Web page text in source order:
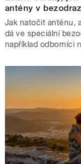
antény v
Jak natočit anténu,
dá ve speciální
například odborníci